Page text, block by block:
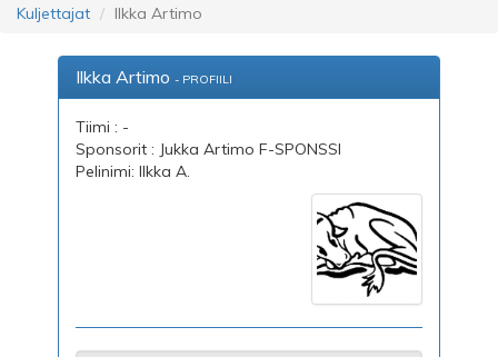
Kuljettajat Ilkka Artimo
Ilkka Artimo - PROFIILI
Tiimi : -
Sponsorit : Jukka Artimo F-SPONSSI
Pelinimi: Ilkka A.